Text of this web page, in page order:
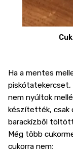
Ha a mentes
piskótatekercset,
nem nyúltok
készítették, csak
barackízből
Még több
cukorra nem: